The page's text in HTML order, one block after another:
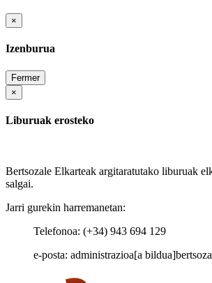
×
Izenburua
Fermer
×
Liburuak erosteko
Bertsozale Elkarteak argitaratutako liburuak
salgai.
Jarri gurekin harremanetan:
Telefonoa: (+34) 943 694 129
e-posta: administrazioa[a